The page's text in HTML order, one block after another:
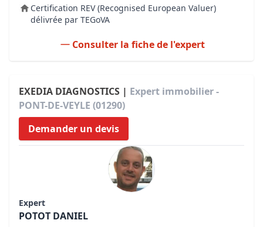
Certification REV (Recognised European Valuer)
délivrée par TEGoVA
Consulter la fiche de l'expert
EXEDIA DIAGNOSTICS | Expert immobilier -
PONT-DE-VEYLE (01290)
Demander un devis
Expert
POTOT DANIEL